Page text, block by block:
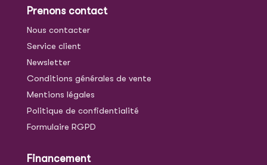
Prenons contact
Nous contacter
Service client
Newsletter
Conditions générales de vente
Mentions légales
Politique de confidentialité
Formulaire RGPD
Financement